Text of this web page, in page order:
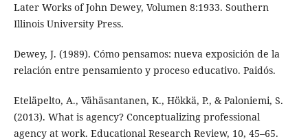
Later Works of John Dewey, Volumen 8:1933. Southern
Illinois University Press.
Dewey, J. (1989). Cómo pensamos: nueva exposición de la
relación entre pensamiento y proceso educativo. Paidós.
Eteläpelto, A., Vähäsantanen, K., Hökkä, P., & Paloniemi, S.
(2013). What is agency? Conceptualizing professional
agency at work. Educational Research Review, 10, 45–65.